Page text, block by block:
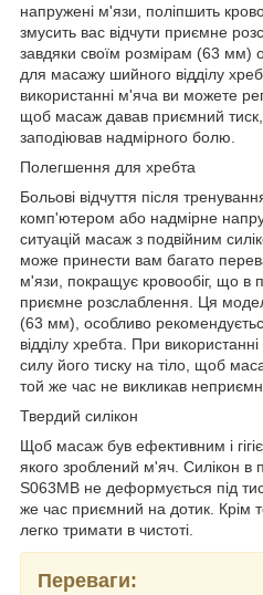
напружені м'язи, поліпшить
змусить вас відчути приємне
завдяки своїм розмірам (63 мм)
для масажу шийного відділу
використанні м'яча ви можете
щоб масаж давав приємний
заподіював надмірного болю.
Полегшення для хребта
Больові відчуття після
комп'ютером або надмірне
ситуацій масаж з подвійним
може принести вам багато
м'язи, покращує кровообіг, що в
приємне розслаблення. Ця
(63 мм), особливо
відділу хребта. При
силу його тиску на тіло, щоб
той же час не викликав
Твердий силікон
Щоб масаж був ефективним і
якого зроблений м'яч. Силікон в
S063MB не деформується під
же час приємний на дотик. Крім
легко тримати в чистоті.
Переваги: